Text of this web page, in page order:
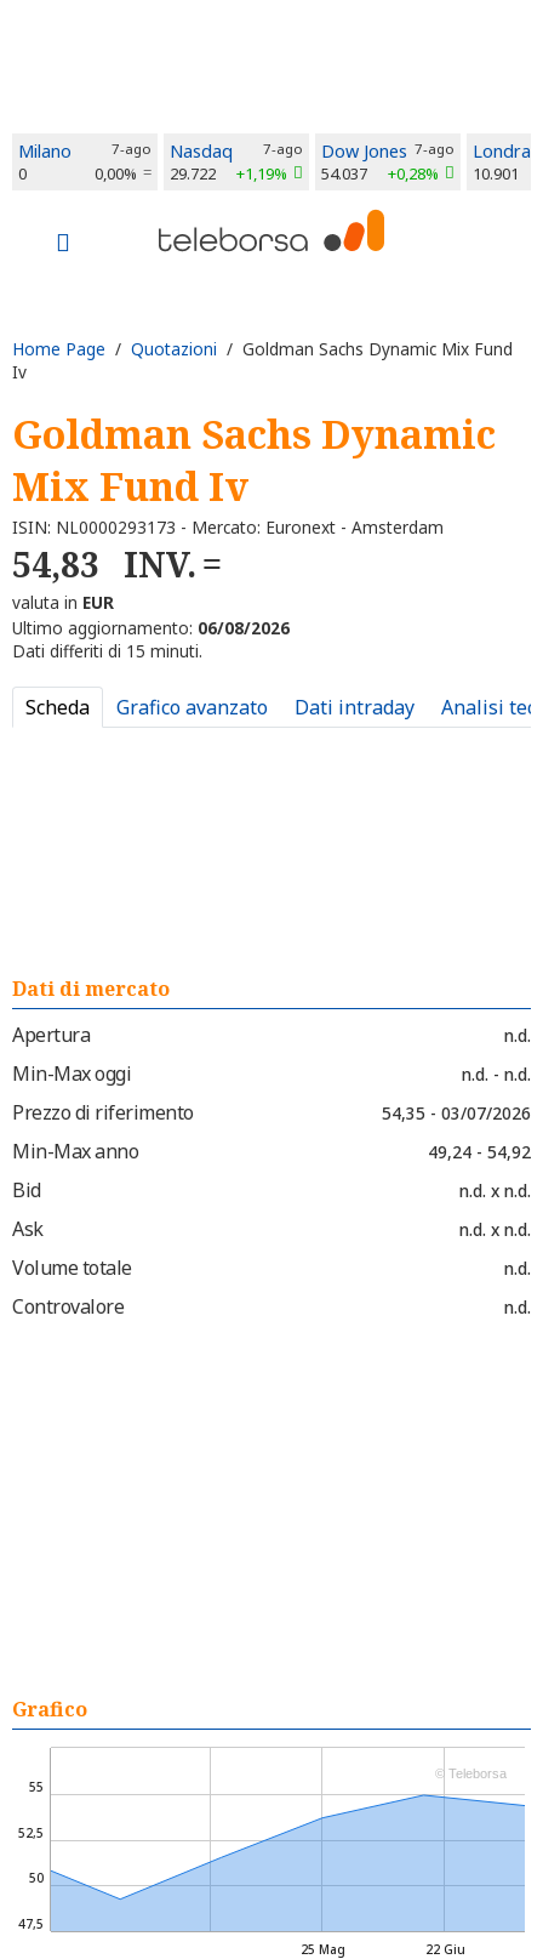
Milano 7-ago
0 0,00%
Nasdaq 7-ago
29.722 +1,19%
Dow Jones 7-ago
54.037 +0,28%
Londra
10.901
Home Page / Quotazioni / Goldman Sachs Dynamic Mix Fund
Iv
Goldman Sachs Dynamic
Mix Fund Iv
ISIN: NL0000293173 - Mercato: Euronext - Amsterdam
54,83 INV.
valuta in EUR
Ultimo aggiornamento: 06/08/2026
Dati differiti di 15 minuti.
Scheda Grafico avanzato Dati intraday Analisi
Dati di mercato
Apertura
n.d.
Min-Max oggi n.d. - n.d.
Prezzo di riferimento 54,35 - 03/07/2026
Min-Max anno 49,24 - 54,92
Bid n.d. x n.d.
Ask n.d. x n.d.
Volume totale n.d.
Controvalore n.d.
Grafico
22 Giu
25 Mag
47,5
50
52,5
55
© Teleborsa